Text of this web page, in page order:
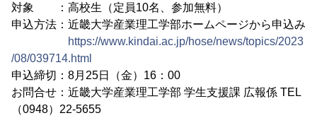
対象 ：高校生（定員10名、参加無料）
申込方法：近畿大学産業理工学部ホームページから申込み
https://www.kindai.ac.jp/hose/news/topics/2023
/08/039714.html
申込締切：8月25日（金）16：00
お問合せ：近畿大学産業理工学部 学生支援課 広報係 TEL
（0948）22-5655